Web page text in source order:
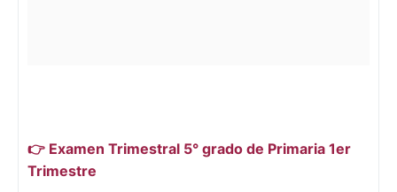
👉 Examen Trimestral 5° grado de Primaria 1er
Trimestre